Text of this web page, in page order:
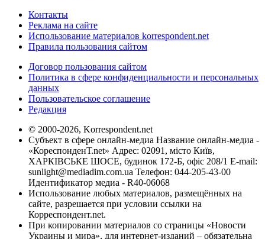
Контакты
Реклама на сайте
Использование материалов korrespondent.net
Правила пользования сайтом
Договор пользования сайтом
Политика в сфере конфиденциальности и персональных
данных
Пользовательское соглашение
Редакция
© 2000-2026, Korrespondent.net
Субъект в сфере онлайн-медиа Название онлайн-медиа -
«КореспонденТ.net» Адрес: 02091, місто Київ,
ХАРКІВСЬКЕ ШОСЕ, будинок 172-Б, офіс 208/1 E-mail:
sunlight@mediadim.com.ua Телефон: 044-205-43-00
Идентификатор медиа - R40-06068
Использование любых материалов, размещённых на
сайте, разрешается при условии ссылки на
Корреспондент.net.
При копировании материалов со страницы «Новости
Украины и мира», для интернет-изданий – обязательна